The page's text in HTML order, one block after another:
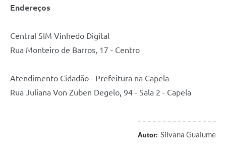
Endereços
Central SIM Vinhedo Digital
Rua Monteiro de Barros, 17 - Centro
Atendimento Cidadão - Prefeitura na Capela
Rua Juliana Von Zuben Degelo, 94 - Sala 2 - Capela
Autor: Silvana Guaiume